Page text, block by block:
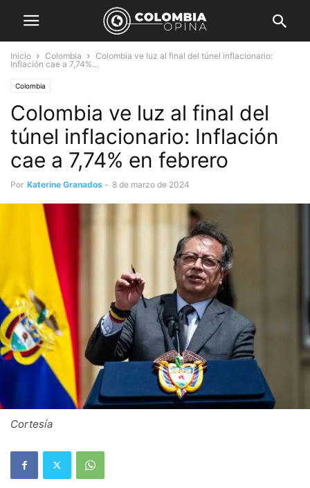
Inicio Colombia
Colombia ve luz al final del túnel inflacionario:
Inflación cae a 7,74%...
Colombia
Colombia ve luz al final del
túnel inflacionario: Inflación
cae a 7,74% en febrero
Por Katerine Granados - 8 de marzo de 2024
Cortesía